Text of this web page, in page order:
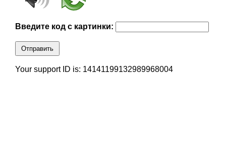
Введите код с картинки:
Отправить
Your support ID is: 14141199132989968004